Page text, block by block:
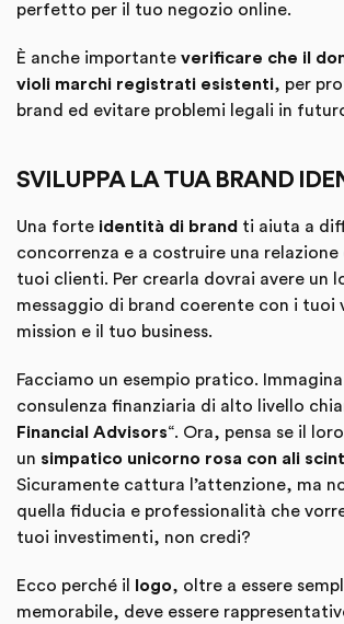
perfetto per il tuo negozio online.
È anche importante verificare che il
violi marchi registrati esistenti, per
brand ed evitare problemi legali in
SVILUPPA LA TUA BRAND
Una forte identità di brand ti aiuta a
concorrenza e a costruire una
tuoi clienti. Per crearla dovrai avere un
messaggio di brand coerente con i tuoi
mission e il tuo business.
Facciamo un esempio pratico. Immagina
consulenza finanziaria di alto livello
Financial Advisors“. Ora, pensa se il
un simpatico unicorno rosa con ali
Sicuramente cattura l’attenzione, ma
quella fiducia e professionalità che
tuoi investimenti, non credi?
Ecco perché il logo, oltre a essere
memorabile, deve essere